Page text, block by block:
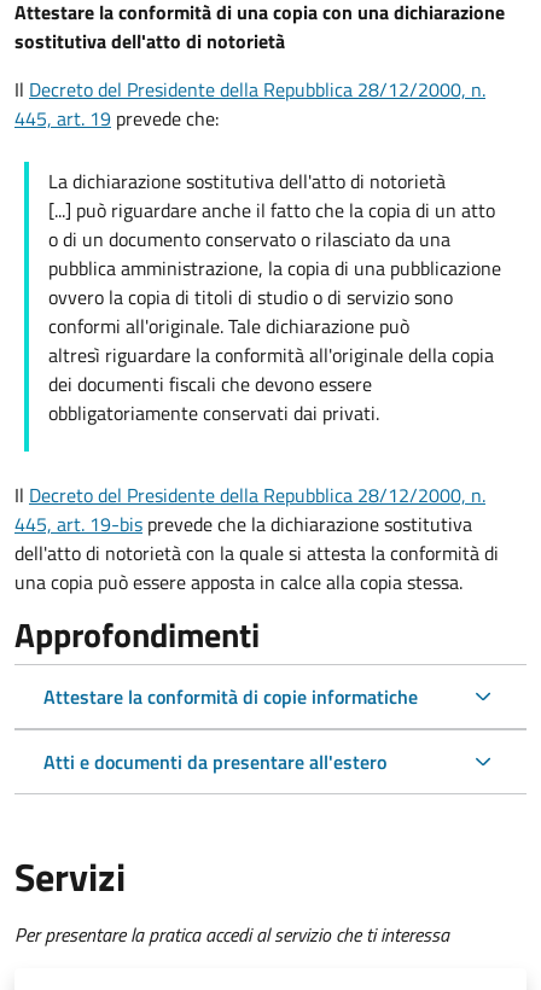
Attestare la conformità di una copia con una dichiarazione
sostitutiva dell'atto di notorietà
Il Decreto del Presidente della Repubblica 28/12/2000, n.
445, art. 19 prevede che:
La dichiarazione sostitutiva dell'atto di notorietà
[...] può riguardare anche il fatto che la copia di un atto
o di un documento conservato o rilasciato da una
pubblica amministrazione, la copia di una pubblicazione
ovvero la copia di titoli di studio o di servizio sono
conformi all'originale. Tale dichiarazione può
altresì riguardare la conformità all'originale della copia
dei documenti fiscali che devono essere
obbligatoriamente conservati dai privati.
Il Decreto del Presidente della Repubblica 28/12/2000, n.
445, art. 19-bis prevede che la dichiarazione sostitutiva
dell'atto di notorietà con la quale si attesta la conformità di
una copia può essere apposta in calce alla copia stessa.
Approfondimenti
Attestare la conformità di copie informatiche
Atti e documenti da presentare all'estero
Servizi
Per presentare la pratica accedi al servizio che ti interessa